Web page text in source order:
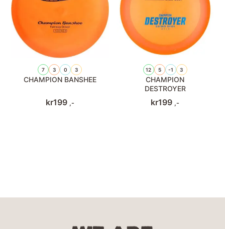
7 3 0 3
CHAMPION BANSHEE
kr199 ,-
12 5 -1 3
CHAMPION
DESTROYER
kr199 ,-